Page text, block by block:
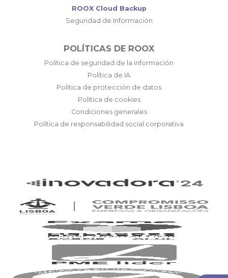
ROOX Cloud Backup
Seguridad de Información
POLÍTICAS DE ROOX
Política de seguridad de la información
Política de IA
Política de protección de datos
Política de cookies
Condiciones generales
Política de responsabilidad social corporativa